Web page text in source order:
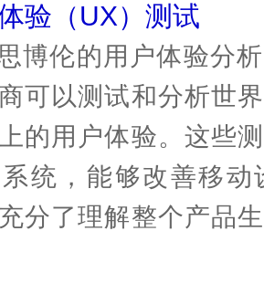
验（UX）测试
博伦的用户体验分
可以测试和分析世
的用户体验。这些
统，能够改善移动
分了理解整个产品